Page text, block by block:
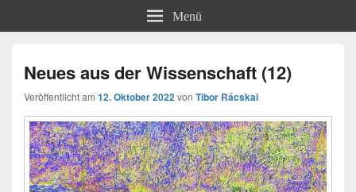
Menü
Neues aus der Wissenschaft (12)
Veröffentlicht am 12. Oktober 2022von Tibor Rácskai